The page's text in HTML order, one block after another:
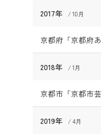
2017年 10月
京都府「京都府
2018年 1月
京都市「京都市
2019年 4月